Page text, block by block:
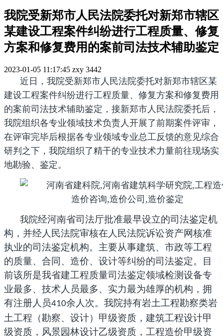
我院受新郑市人民法院委托对新郑市辖区
某建设工程案件纠纷进行工程质量、修复
方案和修复费用的案前司法技术辅助鉴定
2023-01-05 11:17:45 zxy 3442
近日，我院受新郑市人民法院委托对新郑市辖区某
建设工程案件纠纷进行工程质量、修复方案和修复费用
的案前司法技术辅助鉴定，接新郑市人民法院委托后，
我院组织各专业领域技术负责人开展了前期案件评审，
在评审完毕后根据各专业领域专业总工反馈的意见综合
研判之下，我院组织了精干的专业技术力量前往现场实
地勘验、鉴定。
我院经河南省司法厅批准最早设立的司法鉴定机
构 ，并经人民法院审核在人民法院诉讼资产网核准
执业的司法鉴定机构。主要从事建筑、市政等工程
的质量、合同、造价、设计等纠纷的司法鉴定。目
前该所是我省建工程质量司法鉴定领域检测设备专
业最多、技术人员最多、实力最为雄厚的机构，拥
有注册人员410余人次。我院持有岩土工程勘察类岩
土工程（勘察、设计）甲级资质，建筑工程设计甲
级资质，风景园林设计乙级资质， 工程造价甲级资